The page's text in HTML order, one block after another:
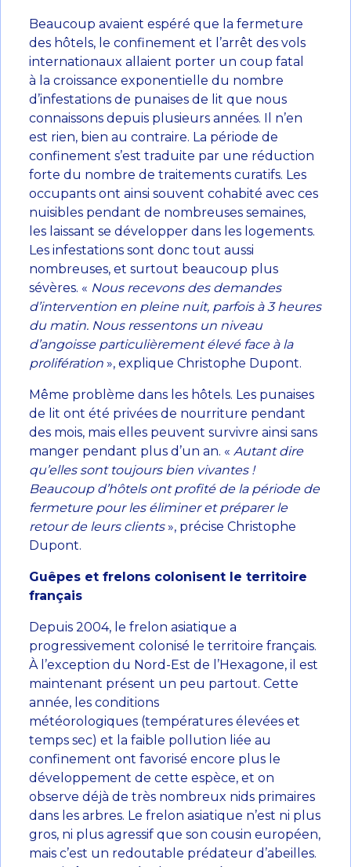
Beaucoup avaient espéré que la fermeture
des hôtels, le confinement et l’arrêt des vols
internationaux allaient porter un coup fatal
à la croissance exponentielle du nombre
d’infestations de punaises de lit que nous
connaissons depuis plusieurs années. Il n’en
est rien, bien au contraire. La période de
confinement s’est traduite par une réduction
forte du nombre de traitements curatifs. Les
occupants ont ainsi souvent cohabité avec ces
nuisibles pendant de nombreuses semaines,
les laissant se développer dans les logements.
Les infestations sont donc tout aussi
nombreuses, et surtout beaucoup plus
sévères. « Nous recevons des demandes
d’intervention en pleine nuit, parfois à 3 heures
du matin. Nous ressentons un niveau
d’angoisse particulièrement élevé face à la
prolifération », explique Christophe Dupont.
Même problème dans les hôtels. Les punaises
de lit ont été privées de nourriture pendant
des mois, mais elles peuvent survivre ainsi sans
manger pendant plus d’un an. « Autant dire
qu’elles sont toujours bien vivantes !
Beaucoup d’hôtels ont profité de la période de
fermeture pour les éliminer et préparer le
retour de leurs clients», précise Christophe
Dupont.
Guêpes et frelons colonisent le territoire
français
Depuis 2004, le frelon asiatique a
progressivement colonisé le territoire français.
À l’exception du Nord-Est de l’Hexagone, il est
maintenant présent un peu partout. Cette
année, les conditions
météorologiques (températures élevées et
temps sec) et la faible pollution liée au
confinement ont favorisé encore plus le
développement de cette espèce, et on
observe déjà de très nombreux nids primaires
dans les arbres. Le frelon asiatique n’est ni plus
gros, ni plus agressif que son cousin européen,
mais c’est un redoutable prédateur d’abeilles.